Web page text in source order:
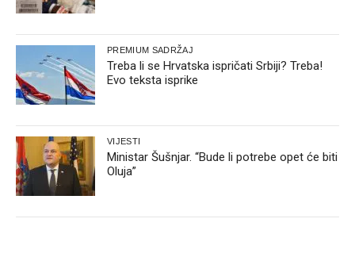
PREMIUM SADRŽAJ
Treba li se Hrvatska ispričati Srbiji? Treba!
Evo teksta isprike
VIJESTI
Ministar Šušnjar. “Bude li potrebe opet će biti
Oluja”